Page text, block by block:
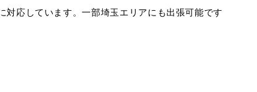
応しています。一部埼玉エリアにも出張可能です